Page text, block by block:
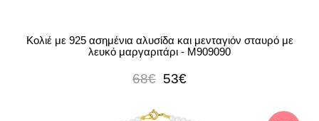
Κολιέ με 925 ασημένια αλυσίδα και μενταγιόν σταυρό με
λευκό μαργαριτάρι - M909090
68€ 53€